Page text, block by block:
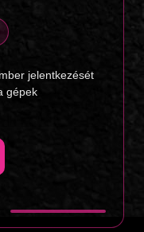
jelentkezését
gépek